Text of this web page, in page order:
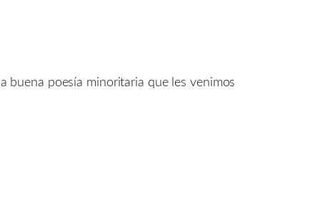
buena poesía minoritaria que les venimos